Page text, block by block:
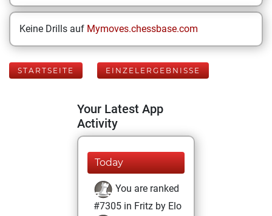
Keine Drills auf Mymoves.chessbase.com
STARTSEITE EINZELERGEBNISSE
Your Latest App
Activity
Today
You are ranked
#7305 in Fritz by Elo